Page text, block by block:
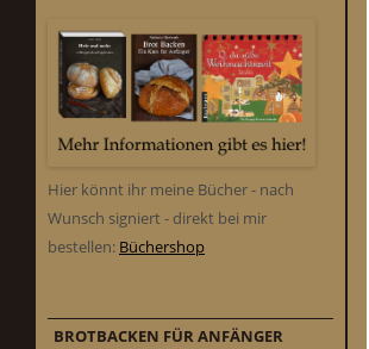
Hier könnt ihr meine Bücher - nach
Wunsch signiert - direkt bei mir
bestellen: Büchershop
BROTBACKEN FÜR ANFÄNGER